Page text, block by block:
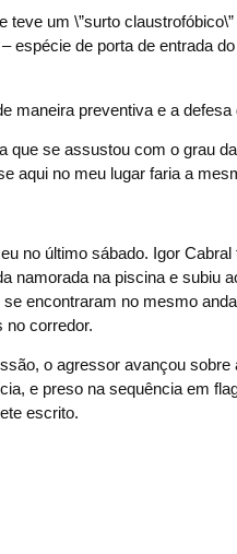
teve um \”surto
espécie de porta de entrada
maneira preventiva e a
que se assustou com o grau
aqui no meu lugar faria a
no último sábado. Igor
namorada na piscina e subiu
encontraram no mesmo
no corredor.
o agressor avançou
e preso na sequência em
escrito.